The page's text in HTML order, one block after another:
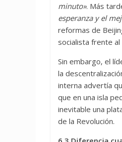
minuto». Más
esperanza y el
reformas de
socialista frente al
Sin embargo, el
la
interna advertía
que en una isla
inevitable una
de la Revolución.